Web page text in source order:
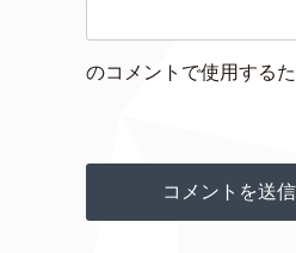
のコメントで使用する